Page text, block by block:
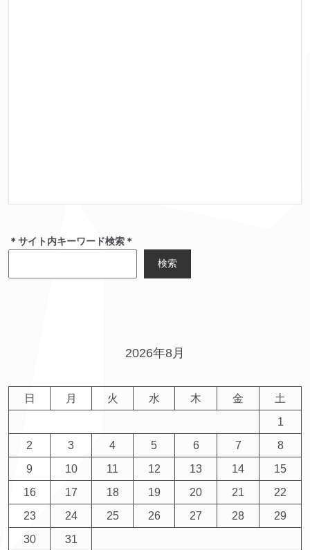
＊サイト内キーワード検索＊
検索
2026年8月
日 月 火 水 木 金
土
1
2
3 4 5 6 7
8
9
10 11 12 13 14
15
16
17 18 19 20 21
22
23
24 25 26 27 28
29
30
31